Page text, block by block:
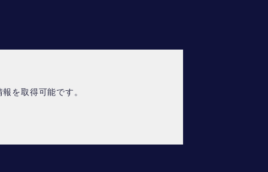
を取得可能です。